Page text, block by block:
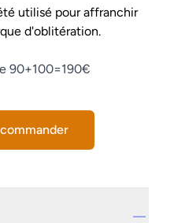
utilisé pour affranchir
d'oblitération.
90+100=190€